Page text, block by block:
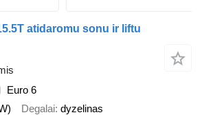
atidaromu sonu ir liftu
Euro 6
Degalai dyzelinas